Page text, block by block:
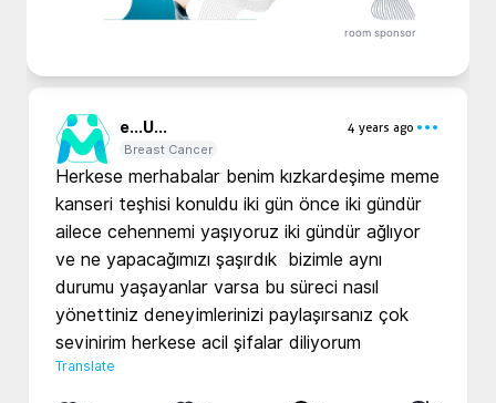
room sponsor
e...U...
4 years ago
Breast Cancer
Herkese merhabalar benim kızkardeşime meme
kanseri teşhisi konuldu iki gün önce iki gündür
ailece cehennemi yaşıyoruz iki gündür ağlıyor
ve ne yapacağımızı şaşırdık  bizimle aynı
durumu yaşayanlar varsa bu süreci nasıl
yönettiniz deneyimlerinizi paylaşırsanız çok
sevinirim herkese acil şifalar diliyorum
Translate